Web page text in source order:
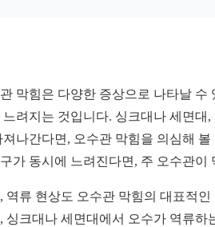
막힘은 다양한 증상으로 나타날 수
느려지는 것입니다. 싱크대나 세면대
져나간다면, 오수관 막힘을 의심해
가 동시에 느려진다면, 주 오수관이
역류 현상도 오수관 막힘의 대표적
싱크대나 세면대에서 오수가 역류하